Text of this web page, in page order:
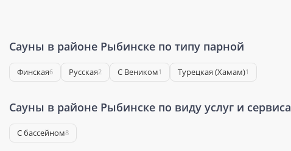
Сауны в районе Рыбинске по типу парной
Финская6 Русская2 С Веником1 Турецкая (Хамам)1
Сауны в районе Рыбинске по виду услуг и сервиса
С бассейном8